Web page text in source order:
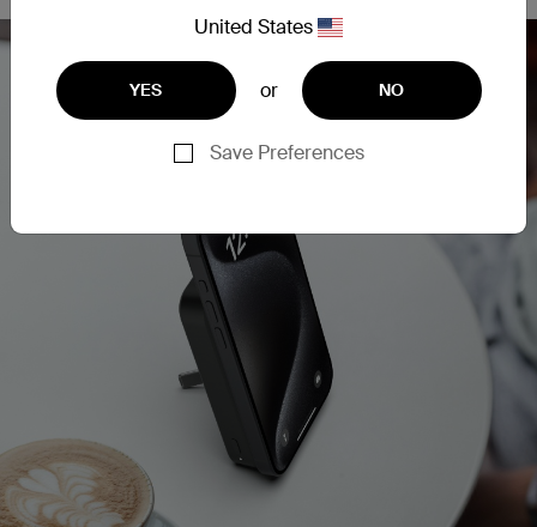
United States
YES or NO
Save Preferences